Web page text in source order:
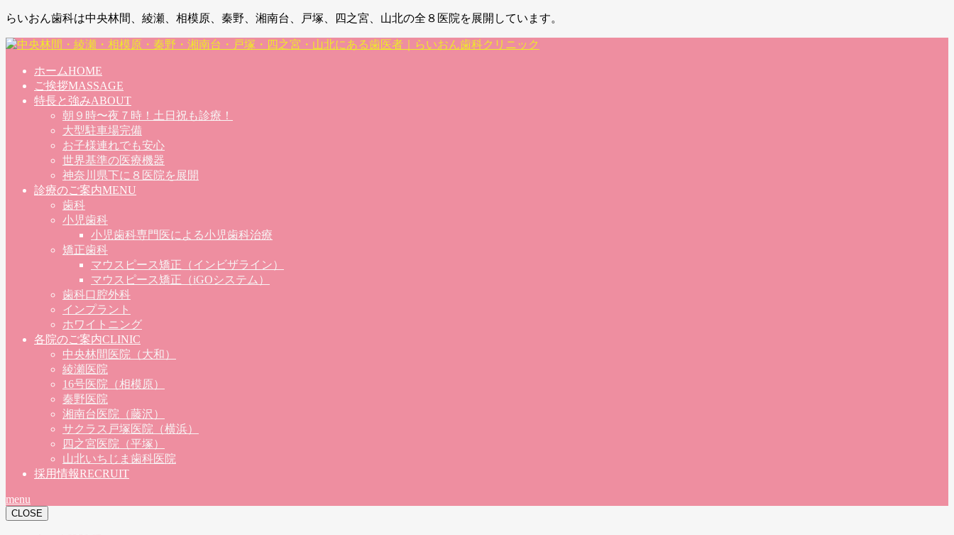
らいおん歯科は中央林間、綾瀬、相模原、秦野、湘南台、戸塚、四之宮、山北の全８医院を展開しています。
ホームHOME
ご挨拶MASSAGE
特長と強みABOUT
朝９時〜夜７時！土日祝も診療！
大型駐車場完備
お子様連れでも安心
世界基準の医療機器
神奈川県下に８医院を展開
診療のご案内MENU
歯科
小児歯科
小児歯科専門医による小児歯科治療
矯正歯科
マウスピース矯正（インビザライン）
マウスピース矯正（iGOシステム）
歯科口腔外科
インプラント
ホワイトニング
各院のご案内CLINIC
中央林間医院（大和）
綾瀬医院
16号医院（相模原）
秦野医院
湘南台医院（藤沢）
サクラス戸塚医院（横浜）
四之宮医院（平塚）
山北いちじま歯科医院
採用情報RECRUIT
menu
CLOSE